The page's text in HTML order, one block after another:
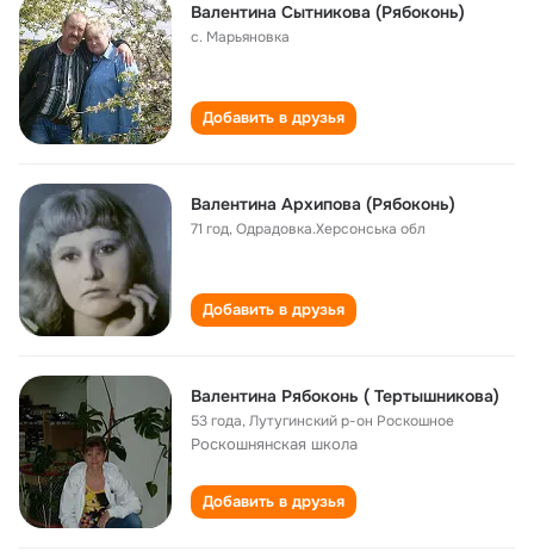
Валентина Сытникова (Рябоконь)
с. Марьяновка
Добавить в друзья
Валентина Архипова (Рябоконь)
71 год,Одрадовка.Херсонська обл
Добавить в друзья
Валентина Рябоконь ( Тертышникова)
53 года,Лутугинский р-он Роскошное
Роскошнянская школа
Добавить в друзья